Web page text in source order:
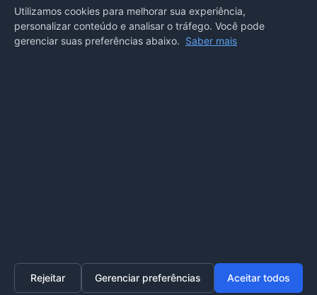
Home Transparência SIC Ouvidoria
REDES SOCIAIS
Utilizamos cookies para melhorar sua experiência,
personalizar conteúdo e analisar o tráfego. Você pode
gerenciar suas preferências abaixo. Saber mais
Rejeitar Gerenciar preferências Aceitar todos